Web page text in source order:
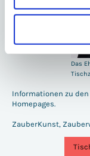
Das
Informationen zu
Homepages.
ZauberKunst,